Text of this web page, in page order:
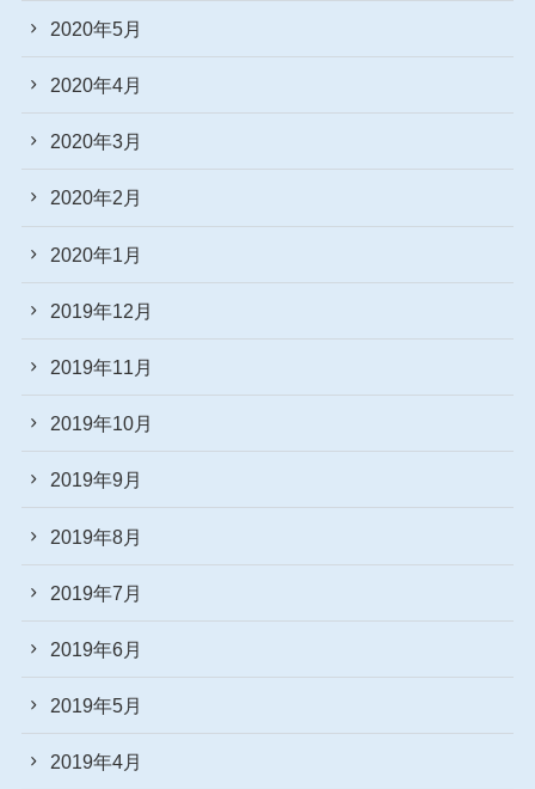
2020年5月
2020年4月
2020年3月
2020年2月
2020年1月
2019年12月
2019年11月
2019年10月
2019年9月
2019年8月
2019年7月
2019年6月
2019年5月
2019年4月